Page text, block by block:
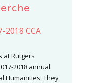
2018 CCA
at Rutgers
2018 annual
Humanities. They